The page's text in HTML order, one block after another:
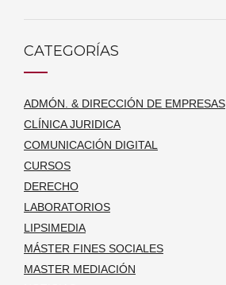
CATEGORÍAS
ADMÓN. & DIRECCIÓN DE EMPRESAS
CLÍNICA JURIDICA
COMUNICACIÓN DIGITAL
CURSOS
DERECHO
LABORATORIOS
LIPSIMEDIA
MÁSTER FINES SOCIALES
MASTER MEDIACIÓN